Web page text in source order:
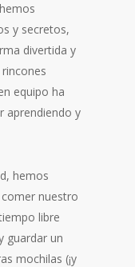
y secretos,
divertida y
equipo ha
aprendiendo y
hemos
nuestro
libre
guardar un
mochilas (¡y